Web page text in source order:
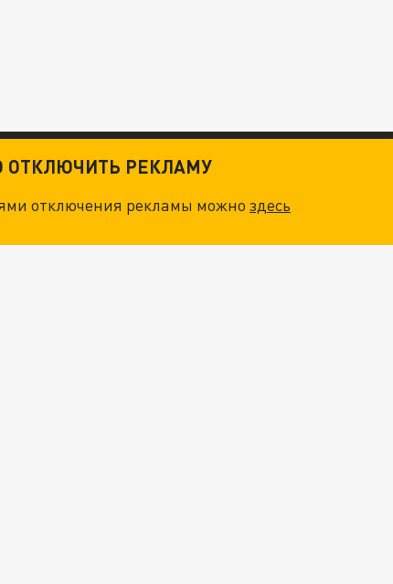
ОТКЛЮЧИТЬ РЕКЛАМУ
отключения рекламы можноздесь